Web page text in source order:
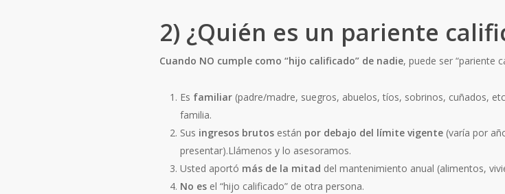
2) ¿Quién es un pariente
Cuando NO cumple como “hijo calificado” de nadie, puede ser “pariente
Es familiar (padre/madre, suegros, abuelos, tíos, sobrinos, cuñados,
familia.
Sus ingresos brutos están por debajo del límite vigente (varía por
presentar).Llámenos y lo asesoramos.
Usted aportó más de la mitad del mantenimiento anual (alimentos,
No es el “hijo calificado” de otra persona.